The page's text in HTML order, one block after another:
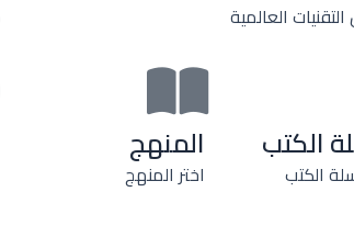
الكتب
الكتب
المنهج
اختر المنهج